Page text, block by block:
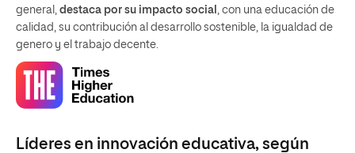
general, destaca por su impacto social , con una educación de
calidad, su contribución al desarrollo sostenible, la igualdad de
genero y el trabajo decente.
Líderes en innovación educativa, según